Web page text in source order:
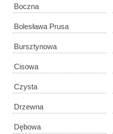
Boczna
Bolesława Prusa
Bursztynowa
Cisowa
Czysta
Drzewna
Dębowa